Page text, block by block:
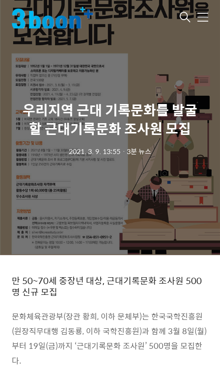
메
우리지역 근대 기록문화를 발굴
할 근대기록문화 조사원 모집
2021. 3. 9. 13:55 ㆍ 3분 뉴스
만 50~70세 중장년 대상, 근대기록문화 조사원 500
명 신규 모집
문화체육관광부(장관 황희, 이하 문체부)는 한국국학진흥원
(원장직무대행 김동룡, 이하 국학진흥원)과 함께 3월 8일(월)
부터 19일(금)까지 ‘근대기록문화 조사원’ 500명을 모집한
다.